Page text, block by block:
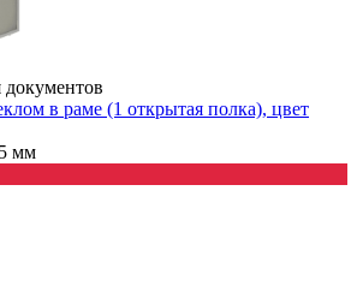
в раме (1 открытая полка), цвет
мм